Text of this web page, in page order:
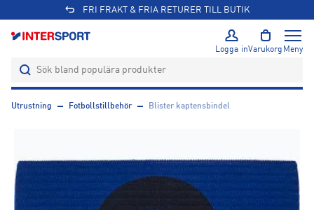
FRI FRAKT & FRIA RETURER TILL BUTIK
Logga inVarukorg Meny
Utrustning Fotbollstillbehör Blister kaptensbindel